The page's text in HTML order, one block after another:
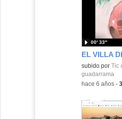
Contenido
subido por
guadarrama
00′ 33″
-hace 6 años-